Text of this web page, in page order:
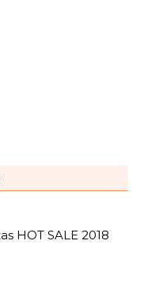
HOT SALE 2018